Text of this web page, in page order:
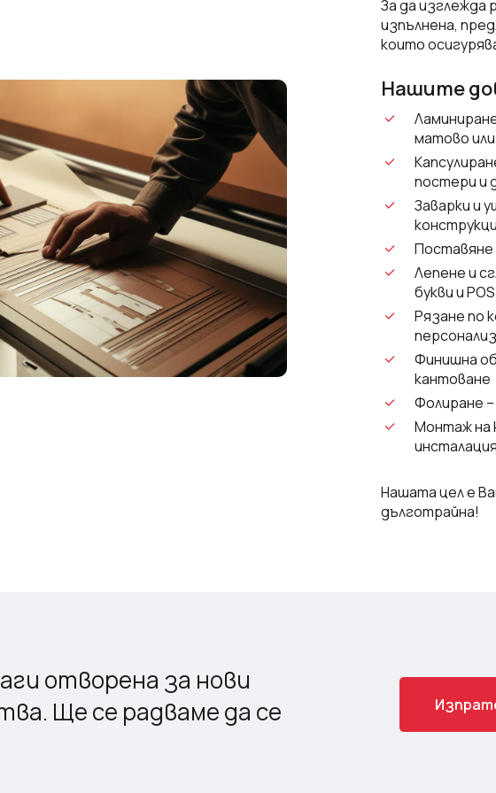
За да изглежда
изпълнена,
които
Нашите
матово
постери и
Заварки и
Поставяне
Лепене и
букви и
Рязане по
Финишна
кантоване
Фолиране
Монтаж на
Нашата цел е
дълготрайна!
отворена за нови
Ще се радваме да се
Изпрат